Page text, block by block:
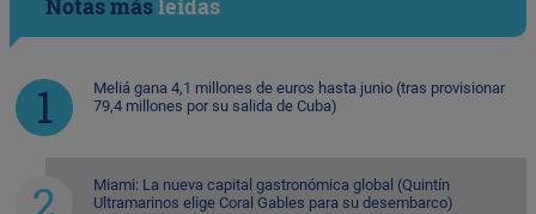
Notas másleídas
Meliá gana 4,1 millones de euros hasta junio (tras provisionar
79,4 millones por su salida de Cuba)
Miami: La nueva capital gastronómica global (Quintín
Ultramarinos elige Coral Gables para su desembarco)